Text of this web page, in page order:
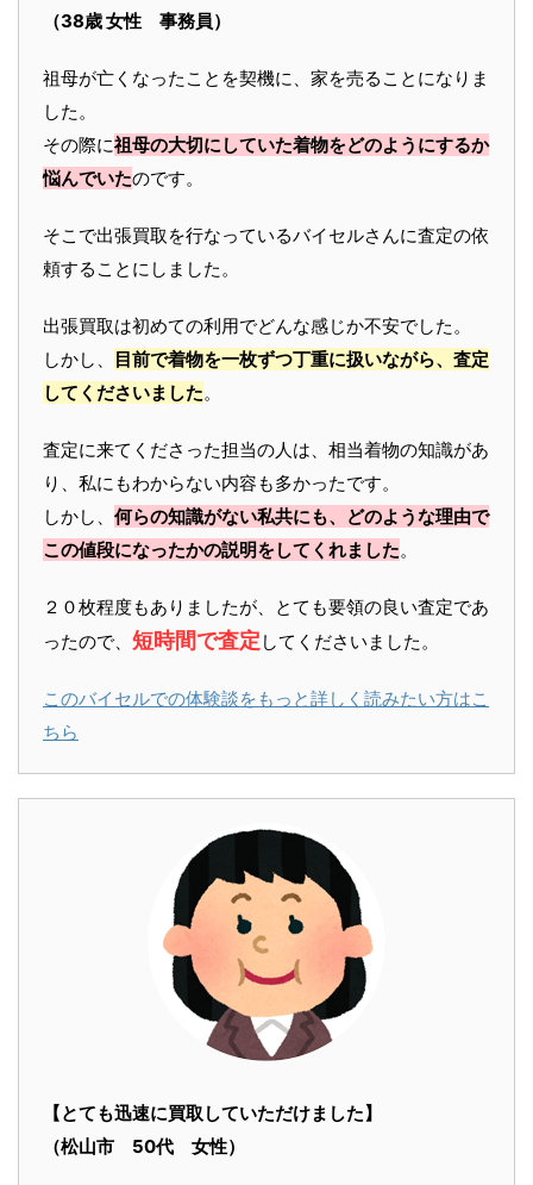
（38歳 女性 事務員）
祖母が亡くなったことを契機に、家を売ることになりま
した。
その際に祖母の大切にしていた着物をどのようにするか
悩んでいたのです。
そこで出張買取を行なっているバイセルさんに査定の依
頼することにしました。
出張買取は初めての利用でどんな感じか不安でした。
しかし、
目前で着物を一枚ずつ丁重に扱いながら、査定
してくださいました。
査定に来てくださった担当の人は、相当着物の知識があ
り、私にもわからない内容も多かったです。
しかし、 何らの知識がない私共にも、どのような理由で
この値段になったかの説明をしてくれました。
２０枚程度もありましたが、とても要領の良い査定であ
ったので、 短時間で査定 してくださいました。
このバイセルでの体験談をもっと詳しく読みたい方はこ
ちら
【とても迅速に買取していただけました】
（松山市 50代 女性）